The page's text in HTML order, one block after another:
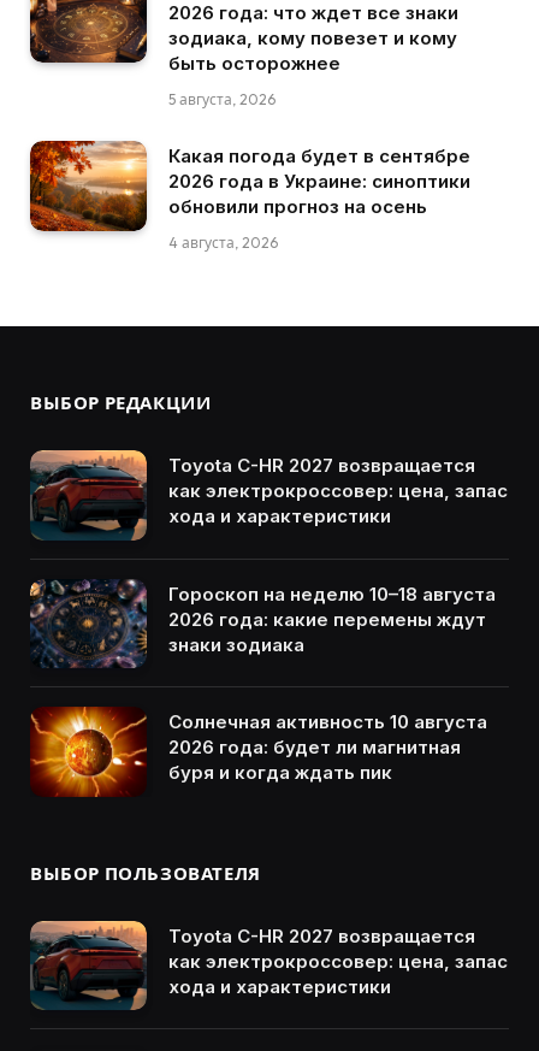
2026 года: что ждет все знаки
зодиака, кому повезет и кому
быть осторожнее
5 августа, 2026
Какая погода будет в сентябре
2026 года в Украине: синоптики
обновили прогноз на осень
4 августа, 2026
ВЫБОР РЕДАКЦИИ
Toyota C-HR 2027 возвращается
как электрокроссовер: цена, запас
хода и характеристики
Гороскоп на неделю 10–18 августа
2026 года: какие перемены ждут
знаки зодиака
Солнечная активность 10 августа
2026 года: будет ли магнитная
буря и когда ждать пик
ВЫБОР ПОЛЬЗОВАТЕЛЯ
Toyota C-HR 2027 возвращается
как электрокроссовер: цена, запас
хода и характеристики